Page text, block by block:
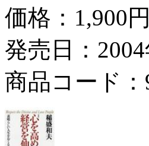
価格： 1,900円
発売日：2004
商品コード：